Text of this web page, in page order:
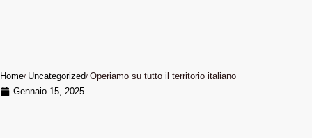
Home Uncategorized Operiamo su tutto il territorio italiano
Gennaio 15, 2025